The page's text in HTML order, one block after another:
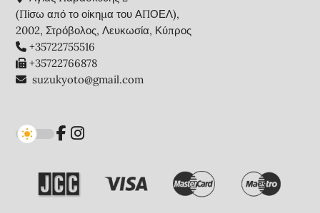
(Πίσω από το οίκημα του ΑΠΟΕΛ),
2002, Στρόβολος, Λευκωσία, Κύπρος
+35722755516
+35722766878
suzukyoto@gmail.com